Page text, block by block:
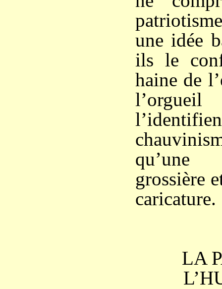
une idée
ils le
haine de
grossière
caricature.
LA